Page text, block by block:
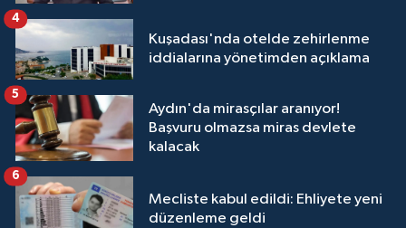
Kuşadası'nda otelde zehirlenme
iddialarına yönetimden açıklama
4
Aydın'da mirasçılar aranıyor!
Başvuru olmazsa miras devlete
kalacak
5
Mecliste kabul edildi: Ehliyete yeni
düzenleme geldi
6